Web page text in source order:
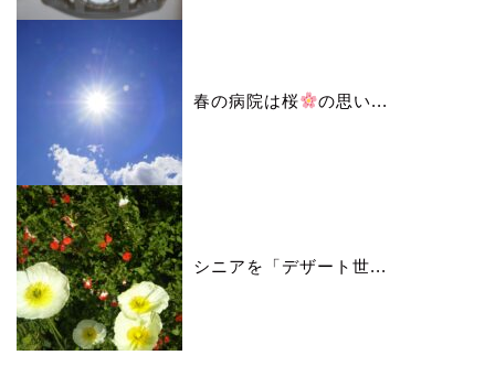
春の病院は桜 の思い...
シニアを「デザート世...